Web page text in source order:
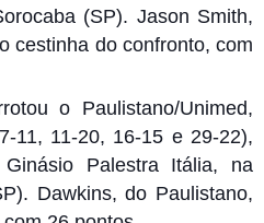
(SP). Jason Smith,
cestinha do confronto, com
o Paulistano/Unimed,
11, 11-20, 16-15 e 29-22),
Palestra Itália, na
Dawkins, do Paulistano,